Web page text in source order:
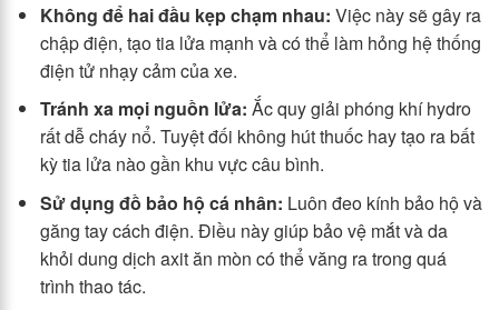
Không để hai đầu kẹp chạm nhau: Việc này sẽ gây ra
chập điện, tạo tia lửa mạnh và có thể làm hỏng hệ thống
điện tử nhạy cảm của xe.
Tránh xa mọi nguồn lửa: Ắc quy giải phóng khí hydro
rất dễ cháy nổ. Tuyệt đối không hút thuốc hay tạo ra bất
kỳ tia lửa nào gần khu vực câu bình.
Sử dụng đồ bảo hộ cá nhân: Luôn đeo kính bảo hộ và
găng tay cách điện. Điều này giúp bảo vệ mắt và da
khỏi dung dịch axit ăn mòn có thể văng ra trong quá
trình thao tác.